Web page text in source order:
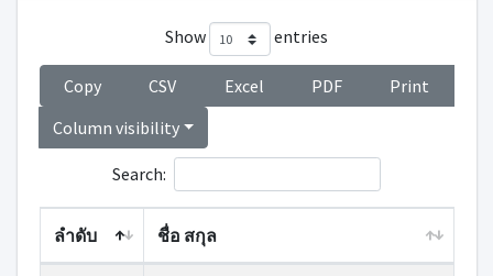
Show entries
Copy CSV Excel PDF
Print
Column visibility
Search:
ลำดับ ชื่อ สกุล